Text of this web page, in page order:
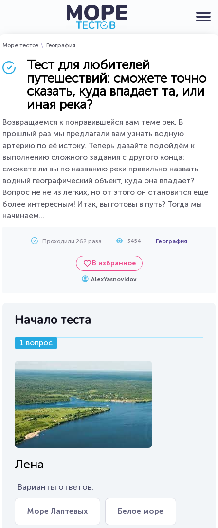
Море тестов География
Тест для любителей
путешествий: сможете точно
сказать, куда впадает та, или
иная река?
Возвращаемся к понравившейся вам теме рек. В
прошлый раз мы предлагали вам узнать водную
артерию по её истоку. Теперь давайте подойдём к
выполнению сложного задания с другого конца:
сможете ли вы по названию реки правильно назвать
водный географический объект, куда она впадает?
Вопрос не не из легких, но от этого он становится ещё
более интересным! Итак, вы готовы в путь? Тогда мы
начинаем...
Проходили 262 раза 3454 География
В избранное
AlexYasnovidov
Начало теста
1 вопрос
Лена
Варианты ответов:
Море Лаптевых Белое море